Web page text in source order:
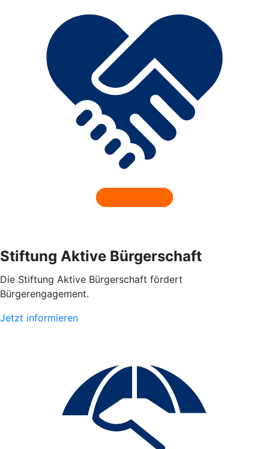
Stiftung Aktive Bürgerschaft
Die Stiftung Aktive Bürgerschaft fördert
Bürgerengagement.
Jetzt informieren